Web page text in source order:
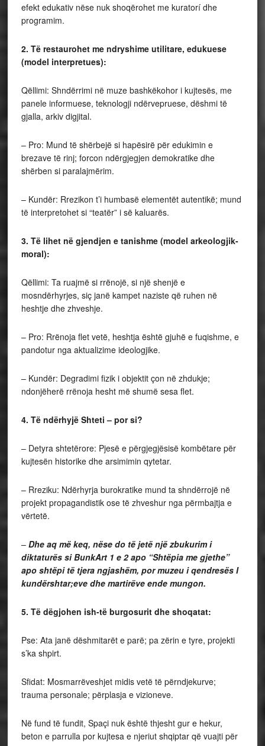
efekt edukativ nëse nuk shoqërohet me kuratorí dhe
programim.
2. Të restaurohet me ndryshime utilitare, edukuese
(model interpretues):
Qëllimi: Shndërrimi në muze bashkëkohor i kujtesës, me
panele informuese, teknologji ndërvepruese, dëshmi të
gjalla, arkiv digjital.
– Pro: Mund të shërbejë si hapësirë për edukimin e
brezave të rinj; forcon ndërgjegjen demokratike dhe
shërben si paralajmërim.
– Kundër: Rrezikon t’i humbasë elementët autentikë; mund
të interpretohet si “teatër” i së kaluarës.
3. Të lihet në gjendjen e tanishme (model arkeologjik-
moral):
Qëllimi: Ta ruajmë si rrënojë, si një shenjë e
mosndërhyrjes, siç janë kampet naziste që ruhen në
heshtje dhe zhveshje.
– Pro: Rrënoja flet vetë, heshtja është gjuhë e fuqishme, e
pandotur nga aktualizime ideologjike.
– Kundër: Degradimi fizik i objektit çon në zhdukje;
ndonjëherë rrënoja hesht më shumë sesa flet.
4. Të ndërhyjë Shteti – por si?
– Detyra shtetërore: Pjesë e përgjegjësisë kombëtare për
kujtesën historike dhe arsimimin qytetar.
– Rreziku: Ndërhyrja burokratike mund ta shndërrojë në
projekt propagandistik ose të zhveshur nga përmbajtja e
vërtetë.
– Dhe aq më keq, nëse do të jetë një zbukurim i
diktaturës si BunkArt 1 e 2 apo “Shtëpia me gjethe”
apo shtëpi të tjera ngjashëm, por muzeu i qendresës I
kundërshtar;eve dhe martirëve ende mungon.
5. Të dëgjohen ish-të burgosurit dhe shoqatat:
Pse: Ata janë dëshmitarët e parë; pa zërin e tyre, projekti
s’ka shpirt.
Sfidat: Mosmarrëveshjet midis vetë të përndjekurve;
trauma personale; përplasja e vizioneve.
Në fund të fundit, Spaçi nuk është thjesht gur e hekur,
beton e parrulla por kujtesa e njeriut shqiptar që vuajti për